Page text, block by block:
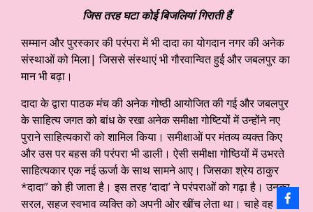
जिस तरह घटा कोई बिजलियां गिराती हैं
सम्मान और पुरस्कार की परंपरा में भी दादा का योगदान नगर की अनेक
संस्थाओं को मिला| जिससे संस्थाएं भी गौरवान्वित हुई और जबलपुर का
मान भी बढ़ा।
दादा के द्वारा पाठक मंच की अनेक गोष्ठी आयोजित की गई और जबलपुर
के साहित्य जगत को बांध के रखा अनेक समीक्षा गोष्टियों में उन्होंने नए
पुराने साहित्यकारों को शामिल किया। समीक्षाओं पर मंतव्य व्यक्त किए
और उस पर बहस की परंपरा भी डाली। ऐसी समीक्षा गोष्ठियों में उभरते
साहित्यकार एक नई ऊर्जा के साथ सामने आए। जिसका श्रेय ठाकुर
*दादा” को ही जाता है। इस तरह ‘दादा’ ने परंपराओं को गढ़ा है। उनका
सरल, सहज स्वभाव व्यक्ति को अपनी ओर खींच लेता था। चाहे वह